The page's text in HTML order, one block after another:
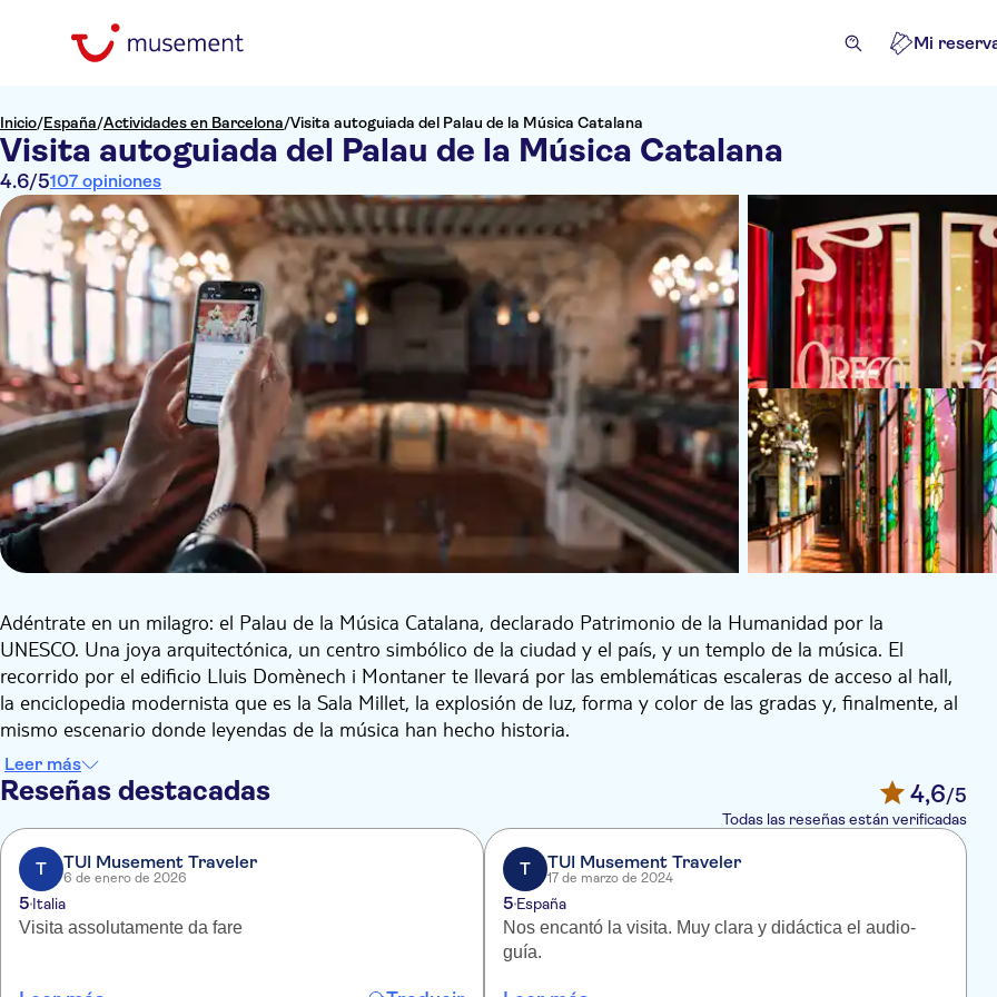
Mi
Inicio/España/Actividades en Barcelona/Visita autoguiada del Palau de la Música Catalana
Visita autoguiada del Palau de la Música Catalana
4.6/5107 opiniones
Adéntrate en un milagro: el Palau de la Música Catalana, declarado Patrimonio de la Humanidad por la
UNESCO. Una joya arquitectónica, un centro simbólico de la ciudad y el país, y un templo de la música. El
recorrido por el edificio Lluis Domènech i Montaner te llevará por las emblemáticas escaleras de acceso al hall,
la enciclopedia modernista que es la Sala Millet, la explosión de luz, forma y color de las gradas y, finalmente, al
mismo escenario donde leyendas de la música han hecho historia.
Visita con audioguía descargable en tu dispositivo móvil con explicaciones, imágenes, música, vídeo y
electricidad de una noche de concierto en 360º.
Leer más
Reseñas destacadas 4,6/5
Todas las reseñas están verificadas
T TUI Musement Traveler
6 de enero de 2026
5 Italia
Visita assolutamente da fare
T TUI Musement Traveler
17 de marzo de 2024
5España
Nos encantó la visita. Muy clara y didáctica el audio-
guía.